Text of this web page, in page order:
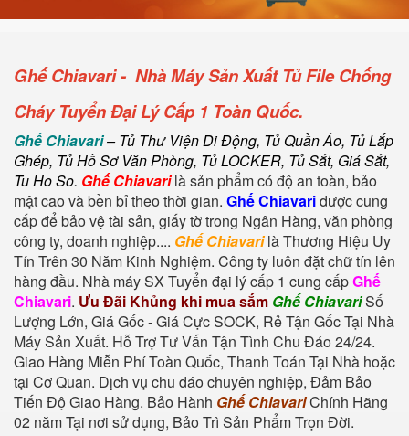
Ghế Chiavari - Nhà Máy Sản Xuất Tủ File Chống
Cháy Tuyển Đại Lý Cấp 1 Toàn Quốc.
Ghế Chiavari– Tủ Thư Viện Di Động, Tủ Quần Áo, Tủ Lắp
Ghép, Tủ Hồ Sơ Văn Phòng, Tủ LOCKER, Tủ Sắt, Giá Sắt,
Tu Ho So. Ghế Chiavarilà sản phẩm có độ an toàn, bảo
mật cao và bền bỉ theo thời gian. Ghế Chiavariđược cung
cấp để bảo vệ tài sản, giấy tờ trong Ngân Hàng, văn phòng
công ty, doanh nghiệp.... Ghế Chiavarilà Thương Hiệu Uy
Tín Trên 30 Năm Kinh Nghiệm. Công ty luôn đặt chữ tín lên
hàng đầu. Nhà máy SX Tuyển đại lý cấp 1 cung cấpGhế
Chiavari. Ưu Đãi Khủng khi mua sắm Ghế ChiavariSố
Lượng Lớn, Giá Gốc - Giá Cực SOCK, Rẻ Tận Gốc Tại Nhà
Máy Sản Xuất. Hỗ Trợ Tư Vấn Tận Tình Chu Đáo 24/24.
Giao Hàng Miễn Phí Toàn Quốc, Thanh Toán Tại Nhà hoặc
tại Cơ Quan. Dịch vụ chu đáo chuyên nghiệp, Đảm Bảo
Tiến Độ Giao Hàng. Bảo Hành Ghế ChiavariChính Hãng
02 năm Tại nơi sử dụng, Bảo Trì Sản Phẩm Trọn Đời.